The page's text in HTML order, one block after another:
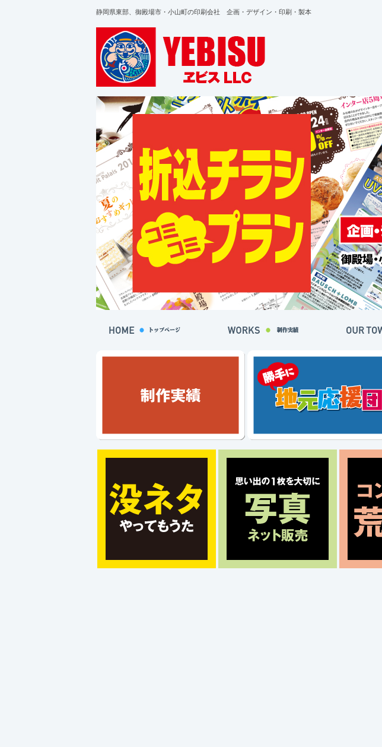
静岡県東部、御殿場市・小山町の印刷会社 企画・デザイン・印刷・製本